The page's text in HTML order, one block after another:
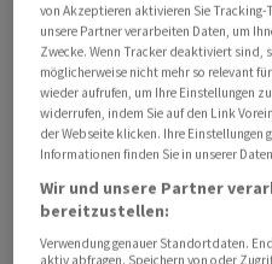
Mit dem Verkauf des
Group Holding erzielte die
ausserordentlichen
Franken. Davon wurden
Reserven für allgemeine
wolle die Bank ihr hartes
stärken.
von Akzeptieren aktivieren Sie Tracking-
unsere Partner verarbeiten Daten, um
Zwecke. Wenn Tracker deaktiviert sind,
möglicherweise nicht mehr so relevant
wieder aufrufen, um Ihre Einstellungen
widerrufen, indem Sie auf den Link
der Webseite klicken. Ihre Einstellungen
Informationen finden Sie in unserer
Wir und unsere Partner
bereitzustellen:
Verwendung genauer Standortdaten.
aktiv abfragen. Speichern von oder